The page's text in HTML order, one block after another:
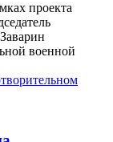
проекта
военной